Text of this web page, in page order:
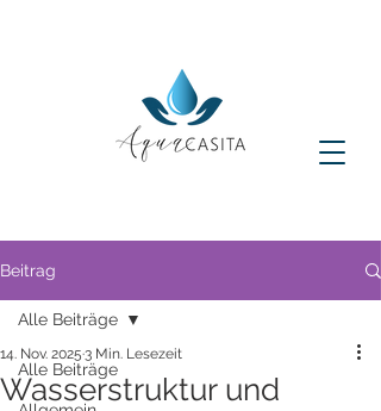
Beitrag
Alle Beiträge
Alle Beiträge
Wasserstruktur und
14. Nov. 2025 3 Min. Lesezeit